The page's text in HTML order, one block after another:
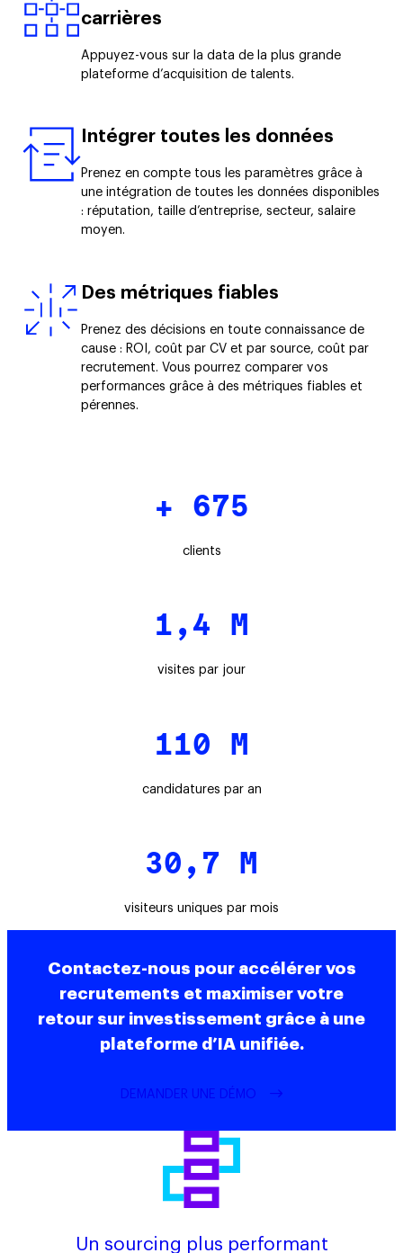
carrières
Appuyez-vous sur la data de la plus grande
plateforme d’acquisition de talents.
Intégrer toutes les données
Prenez en compte tous les paramètres grâce à
une intégration de toutes les données disponibles
: réputation, taille d’entreprise, secteur, salaire
moyen.
Des métriques fiables
Prenez des décisions en toute connaissance de
cause : ROI , coût par CV et par source, coût par
recrutement. Vous pourrez comparer vos
performances grâce à des métriques fiables et
pérennes.
+ 675
clients
1,4 M
visites par jour
110 M
candidatures par an
30,7 M
visiteurs uniques par mois
Contactez-nous pour accélérer vos
recrutements et maximiser votre
retour sur investissement grâce à une
plateforme d’IA unifiée.
DEMANDER UNE DÉMO
Un sourcing plus performant